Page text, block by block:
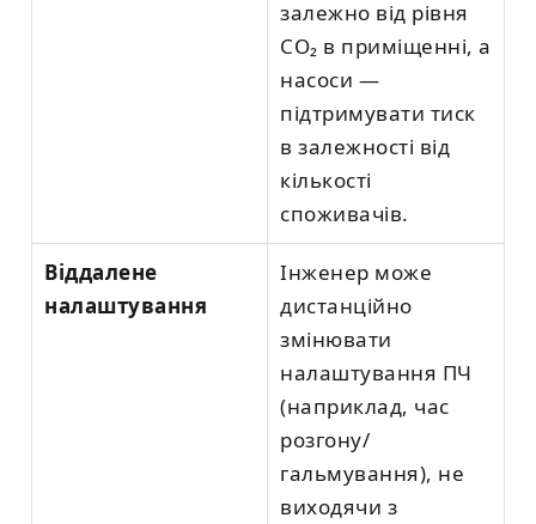
залежно від рівня
CO₂ в приміщенні, а
насоси —
підтримувати тиск
в залежності від
кількості
споживачів.
Віддалене
налаштування
Інженер може
дистанційно
змінювати
налаштування ПЧ
(наприклад, час
розгону/
гальмування), не
виходячи з